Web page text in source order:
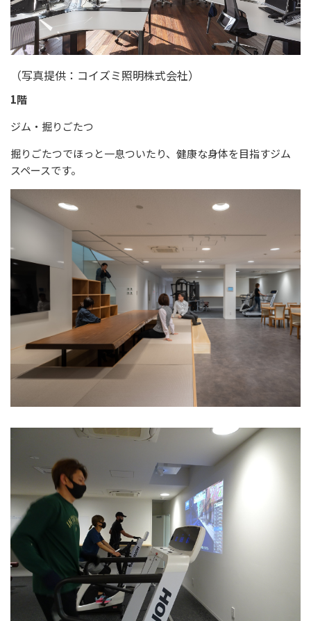
（写真提供：コイズミ照明株式会社）
1階
ジム・掘りごたつ
掘りごたつでほっと一息ついたり、健康な身体を目指すジム
スペースです。